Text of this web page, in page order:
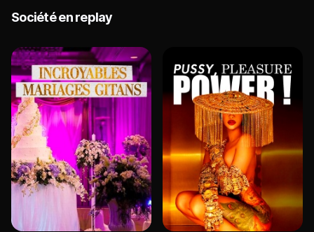
Société en replay